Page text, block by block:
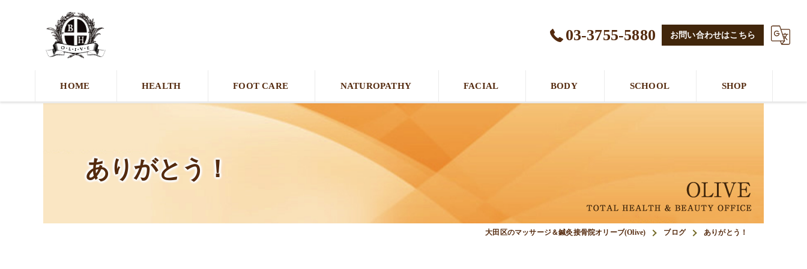
03-3755-5880 お問い合わせはこちら
HOME HEALTH FOOT CARE NATUROPATHY FACIAL BODY SCHOOL SHOP
ありがとう！
大田区のマッサージ＆鍼灸接骨院オリーブ(Olive) ブログ ありがとう！